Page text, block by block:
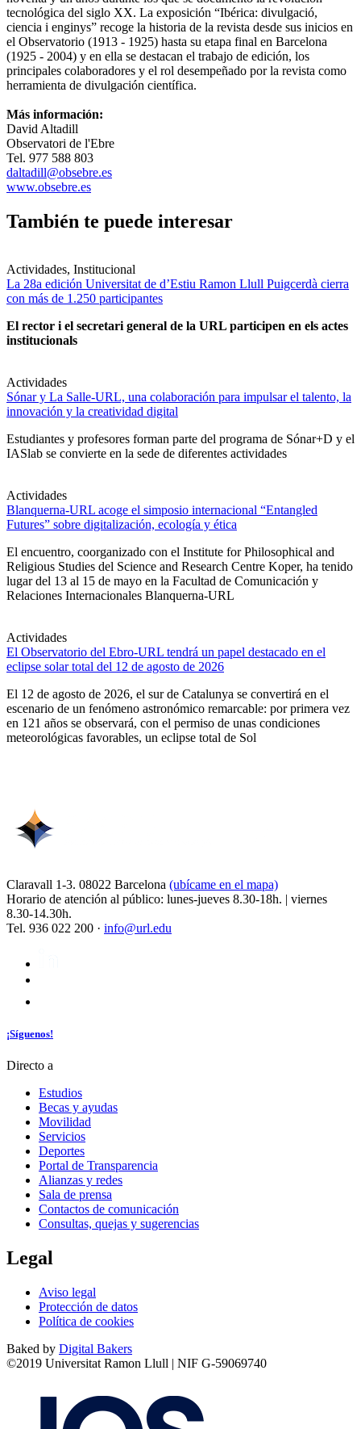
tecnológica del siglo XX. La exposición “Ibérica: divulgació,
ciencia i enginys” recoge la historia de la revista desde sus inicios en
el Observatorio (1913 - 1925) hasta su etapa final en Barcelona
(1925 - 2004) y en ella se destacan el trabajo de edición, los
principales colaboradores y el rol desempeñado por la revista como
herramienta de divulgación científica.
Más información:
David Altadill
Observatori de l'Ebre
Tel. 977 588 803
daltadill@obsebre.es
www.obsebre.es
También te puede interesar
Actividades, Institucional
La 28a edición Universitat de d’Estiu Ramon Llull Puigcerdà cierra
con más de 1.250 participantes
El rector i el secretari general de la URL participen en els actes
institucionals
Actividades
Sónar y La Salle-URL, una colaboración para impulsar el talento, la
innovación y la creatividad digital
Estudiantes y profesores forman parte del programa de Sónar+D y el
IASlab se convierte en la sede de diferentes actividades
Actividades
Blanquerna-URL acoge el simposio internacional “Entangled
Futures” sobre digitalización, ecología y ética
El encuentro, coorganizado con el Institute for Philosophical and
Religious Studies del Science and Research Centre Koper, ha tenido
lugar del 13 al 15 de mayo en la Facultad de Comunicación y
Relaciones Internacionales Blanquerna-URL
Actividades
El Observatorio del Ebro-URL tendrá un papel destacado en el
eclipse solar total del 12 de agosto de 2026
El 12 de agosto de 2026, el sur de Catalunya se convertirá en el
escenario de un fenómeno astronómico remarcable: por primera vez
en 121 años se observará, con el permiso de unas condiciones
meteorológicas favorables, un eclipse total de Sol
Claravall 1-3. 08022 Barcelona (ubícame en el mapa)
Horario de atención al público: lunes-jueves 8.30-18h. | viernes
8.30-14.30h.
Tel. 936 022 200 · info@url.edu
¡Síguenos!
Directo a
Estudios
Becas y ayudas
Movilidad
Servicios
Deportes
Portal de Transparencia
Alianzas y redes
Sala de prensa
Contactos de comunicación
Consultas, quejas y sugerencias
Legal
Aviso legal
Protección de datos
Política de cookies
Baked by Digital Bakers
©2019 Universitat Ramon Llull | NIF G-59069740